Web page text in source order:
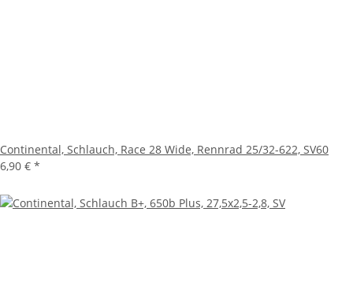
Continental, Schlauch, Race 28 Wide, Rennrad 25/32-622, SV60
6,90 € *